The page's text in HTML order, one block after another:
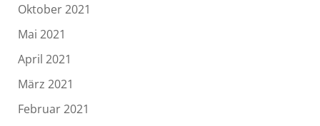
Oktober 2021
Mai 2021
April 2021
März 2021
Februar 2021